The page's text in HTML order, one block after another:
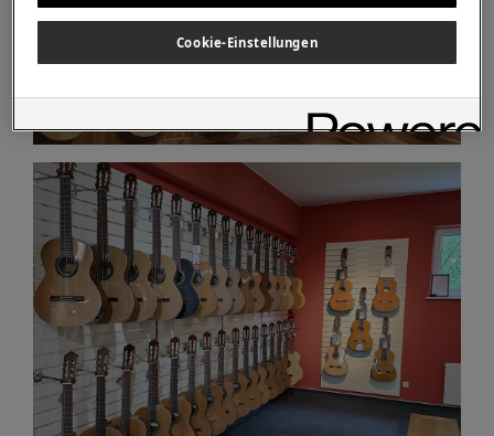
Cookie-Einstellungen